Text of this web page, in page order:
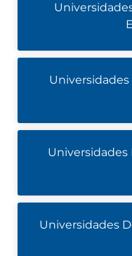
Universidades
Universidades